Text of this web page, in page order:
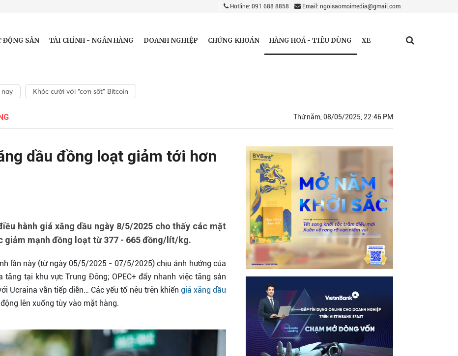
Hotline: 091 688 8858 Email: ngoisaomoimedia@gmail.com
ĐỘNG SẢN TÀI CHÍNH - NGÂN HÀNG DOANH NGHIỆP CHỨNG KHOÁN HÀNG HOÁ - TIÊU DÙNG XE
Khóc cười với “cơn sốt” Bitcoin
Thứ năm, 08/05/2025, 22:46 PM
dầu đồng loạt giảm tới hơn
hành giá xăng dầu ngày 8/5/2025 cho thấy các mặt
giảm mạnh đồng loạt từ 377 - 665 đồng/lít/kg.
lần này (từ ngày 05/5/2025 - 07/5/2025) chịu ảnh hưởng của
tại khu vực Trung Đông; OPEC+ đẩy nhanh việc tăng sản
Ucraina vẫn tiếp diễn… Các yếu tố nêu trên khiến giá xăng dầu
lên xuống tùy vào mặt hàng.